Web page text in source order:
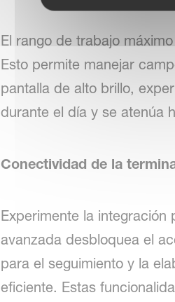
El rango de trabajo
Esto permite manejar
pantalla de alto brillo,
durante el día y se atenúa
Conectividad de la
Experimente la integración
avanzada desbloquea el
para el seguimiento y la
eficiente. Estas